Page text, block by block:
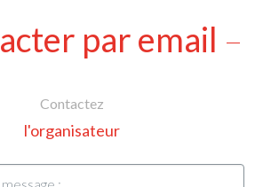
par email
Contactez
l'organisateur